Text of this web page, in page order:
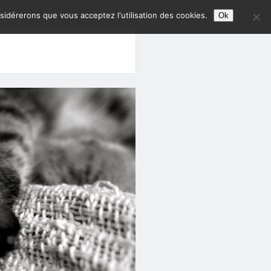
que vous acceptez l'utilisation des cookies. Ok